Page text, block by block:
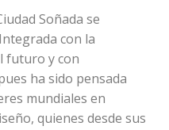
Soñada se
con la
futuro y con
ha sido pensada
mundiales en
quienes desde sus